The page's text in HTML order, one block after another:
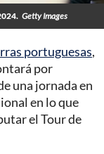
Getty Images
portuguesas,
por
una jornada en
en lo que
el Tour de